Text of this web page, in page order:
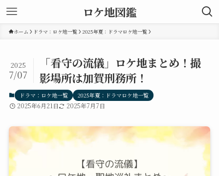
ロケ地図鑑
ホーム ドラマ：ロケ地一覧 2025年夏：ドラマロケ地一覧
「看守の流儀」ロケ地まとめ！撮
影場所は加賀刑務所！
2025
7/07
ドラマ：ロケ地一覧 2025年夏：ドラマロケ地一覧
2025年6月21日 2025年7月7日